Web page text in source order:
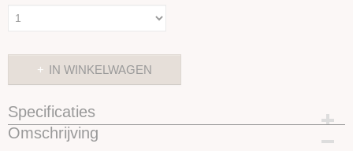
IN WINKELWAGEN
Specificaties
Productcode
Omschrijving